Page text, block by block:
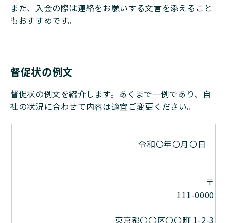
また、入金の際は連絡をお願いする文言を添えること
もおすすめです。
督促状の例文
督促状の例文を紹介します。あくまで一例であり、自
社の状況に合わせて内容は適宜ご変更ください。
令和〇年〇月〇日
〒
111-0000
東京都〇〇区〇〇町 1-2-3